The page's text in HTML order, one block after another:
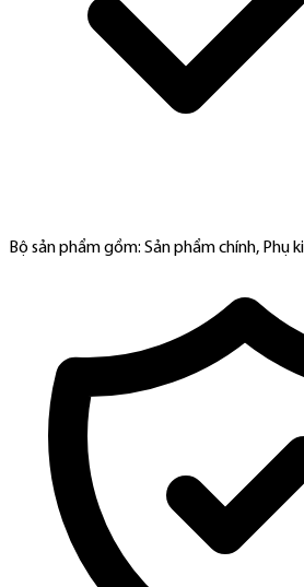
Bộ sản phẩm gồm: Sản phẩm chính, Phụ